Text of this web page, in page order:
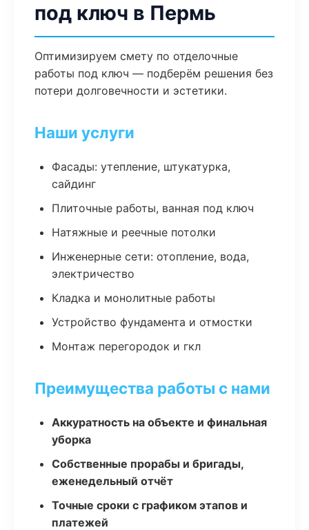
под ключ в Пермь
Оптимизируем смету по отделочные
работы под ключ — подберём решения без
потери долговечности и эстетики.
Наши услуги
Фасады: утепление, штукатурка,
сайдинг
Плиточные работы, ванная под ключ
Натяжные и реечные потолки
Инженерные сети: отопление, вода,
электричество
Кладка и монолитные работы
Устройство фундамента и отмостки
Монтаж перегородок и гкл
Преимущества работы с нами
Аккуратность на объекте и финальная
уборка
Собственные прорабы и бригады,
еженедельный отчёт
Точные сроки с графиком этапов и
платежей